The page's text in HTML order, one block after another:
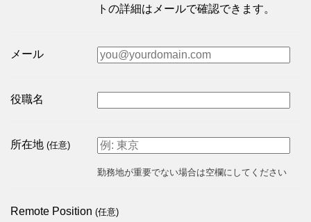
トの詳細はメールで確認できます。
メール
役職名
所在地 (任意)
勤務地が重要でない場合は空欄にしてください
Remote Position (任意)